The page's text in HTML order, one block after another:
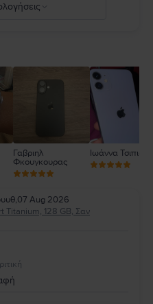
Γαβριηλ
Φκουγκουρας
Ιωάννα
,07 Aug 2026
Titanium, 128 GB, Σαν